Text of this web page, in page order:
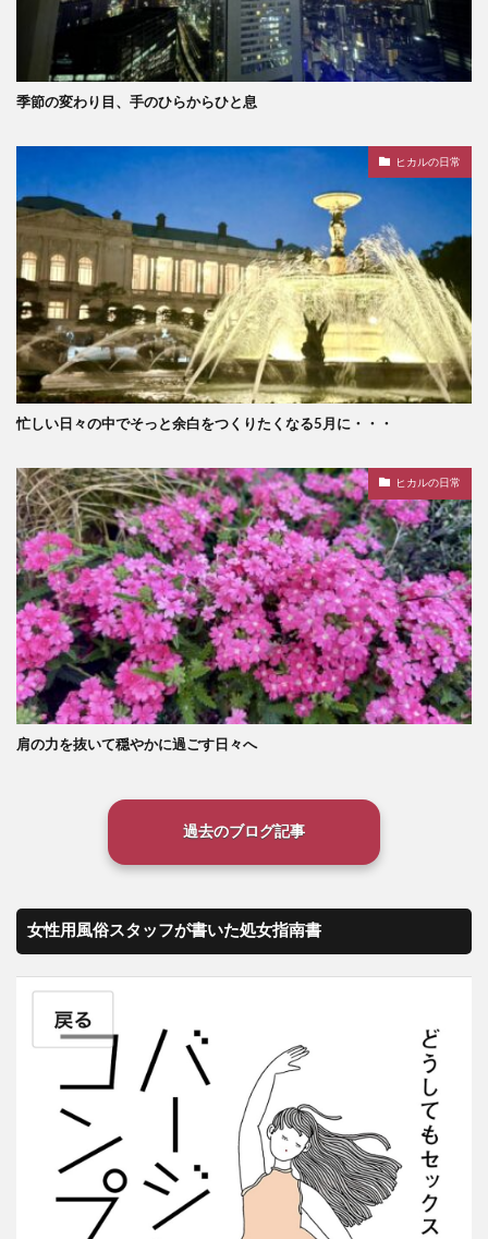
季節の変わり目、手のひらからひと息
ヒカルの日常
忙しい日々の中でそっと余白をつくりたくなる5月に・・・
ヒカルの日常
肩の力を抜いて穏やかに過ごす日々へ
過去のブログ記事
女性用風俗スタッフが書いた処女指南書